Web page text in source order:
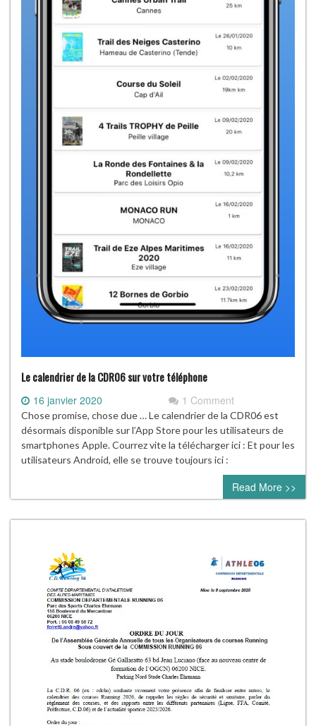
Le calendrier de la CDR06 sur votre téléphone
16 janvier 2020 1 Comment
Chose promise, chose due … Le calendrier de la CDR06 est
désormais disponible sur l’App Store pour les utilisateurs de
smartphones Apple. Courrez vite la télécharger ici : Et pour les
utilisateurs Android, elle se trouve toujours ici :
Read More >>